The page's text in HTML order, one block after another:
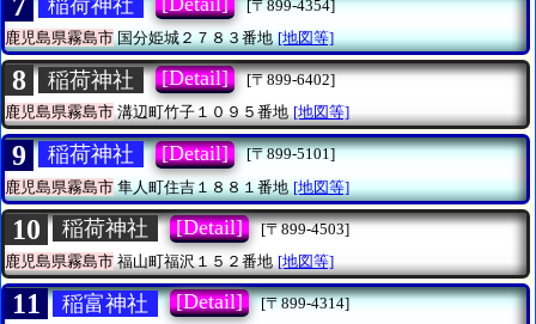
稲荷神社
[〒899-4354]
鹿児島県霧島市国分姫城２７８３番地 [地図等]
8 稲荷神社 [Detail]
[〒899-6402]
鹿児島県霧島市溝辺町竹子１０９５番地 [地図等]
9 稲荷神社 [Detail]
[〒899-5101]
鹿児島県霧島市隼人町住吉１８８１番地 [地図等]
10 稲荷神社 [Detail]
[〒899-4503]
鹿児島県霧島市 福山町福沢１５２番地 [地図等]
11 稲富神社 [Detail]
[〒899-4314]